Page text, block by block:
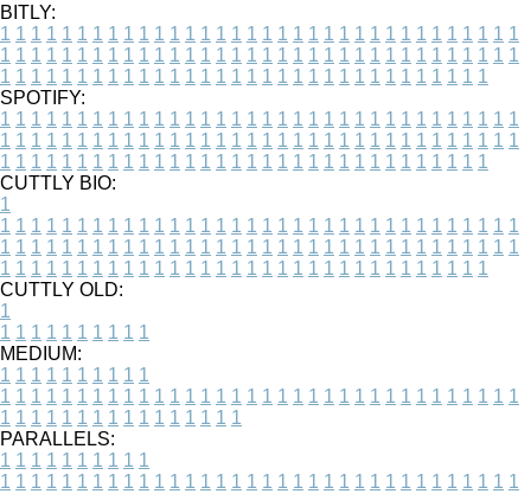
BITLY:
1 1 1 1 1 1 1 1 1 1 1 1 1 1 1 1 1 1 1 1 1 1 1 1 1 1 1 1 1 1 1 1 1 1
1 1 1 1 1 1 1 1 1 1 1 1 1 1 1 1 1 1 1 1 1 1 1 1 1 1 1 1 1 1 1 1 1 1
1 1 1 1 1 1 1 1 1 1 1 1 1 1 1 1 1 1 1 1 1 1 1 1 1 1 1 1 1 1 1 1
SPOTIFY:
1 1 1 1 1 1 1 1 1 1 1 1 1 1 1 1 1 1 1 1 1 1 1 1 1 1 1 1 1 1 1 1 1 1
1 1 1 1 1 1 1 1 1 1 1 1 1 1 1 1 1 1 1 1 1 1 1 1 1 1 1 1 1 1 1 1 1 1
1 1 1 1 1 1 1 1 1 1 1 1 1 1 1 1 1 1 1 1 1 1 1 1 1 1 1 1 1 1 1 1
CUTTLY BIO:
1
1 1 1 1 1 1 1 1 1 1 1 1 1 1 1 1 1 1 1 1 1 1 1 1 1 1 1 1 1 1 1 1 1 1
1 1 1 1 1 1 1 1 1 1 1 1 1 1 1 1 1 1 1 1 1 1 1 1 1 1 1 1 1 1 1 1 1 1
1 1 1 1 1 1 1 1 1 1 1 1 1 1 1 1 1 1 1 1 1 1 1 1 1 1 1 1 1 1 1 1
CUTTLY OLD:
1
1 1 1 1 1 1 1 1 1 1
MEDIUM:
1 1 1 1 1 1 1 1 1 1
1 1 1 1 1 1 1 1 1 1 1 1 1 1 1 1 1 1 1 1 1 1 1 1 1 1 1 1 1 1 1 1 1 1
1 1 1 1 1 1 1 1 1 1 1 1 1 1 1 1
PARALLELS:
1 1 1 1 1 1 1 1 1 1
1 1 1 1 1 1 1 1 1 1 1 1 1 1 1 1 1 1 1 1 1 1 1 1 1 1 1 1 1 1 1 1 1 1